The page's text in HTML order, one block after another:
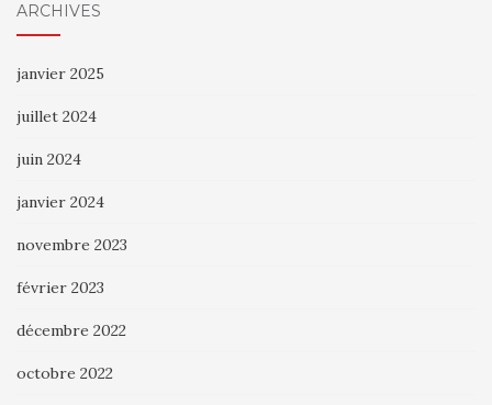
ARCHIVES
janvier 2025
juillet 2024
juin 2024
janvier 2024
novembre 2023
février 2023
décembre 2022
octobre 2022